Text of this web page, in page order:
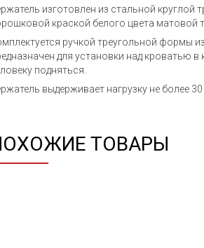
изготовлен из стальной
краской белого цвета матовой
ручкой треугольной формы
для установки над кроватью
подняться.
выдерживает нагрузку не более 30
ТОВАРЫ